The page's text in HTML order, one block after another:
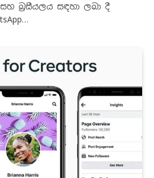
බ්‍රසීයලය සඳහා ලබා දී